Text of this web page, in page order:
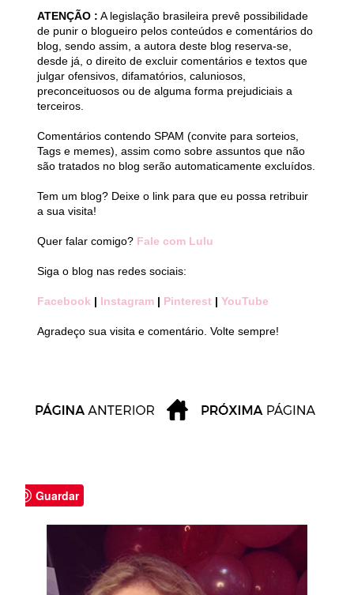
ATENÇÃO : A legislação brasileira prevê possibilidade
de punir o blogueiro pelos conteúdos e comentários do
blog, sendo assim, a autora deste blog reserva-se,
desde já, o direito de excluir comentários e textos que
julgar ofensivos, difamatórios, caluniosos,
preconceituosos ou de alguma forma prejudiciais a
terceiros.
Comentários contendo SPAM (convite para sorteios,
Tags e memes), assim como sobre assuntos que não
são tratados no blog serão automaticamente excluídos.
Tem um blog? Deixe o link para que eu possa retribuir
a sua visita!
Quer falar comigo? Fale com Lulu
Siga o blog nas redes sociais:
Facebook | Instagram | Pinterest | YouTube
Agradeço sua visita e comentário. Volte sempre!
Guardar